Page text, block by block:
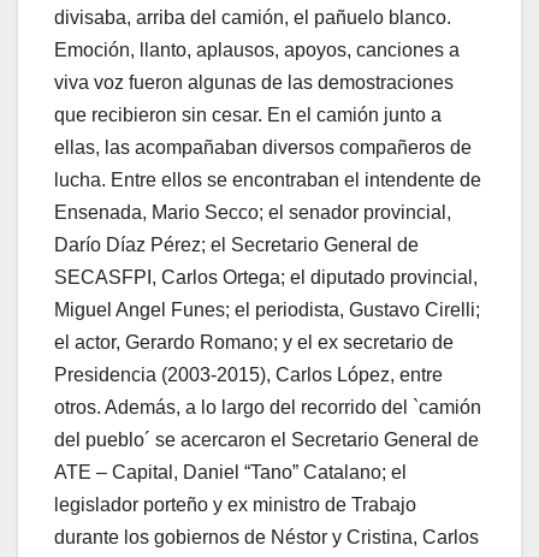
divisaba, arriba del camión, el pañuelo blanco.
Emoción, llanto, aplausos, apoyos, canciones a
viva voz fueron algunas de las demostraciones
que recibieron sin cesar. En el camión junto a
ellas, las acompañaban diversos compañeros de
lucha. Entre ellos se encontraban el intendente de
Ensenada, Mario Secco; el senador provincial,
Darío Díaz Pérez; el Secretario General de
SECASFPI, Carlos Ortega; el diputado provincial,
Miguel Angel Funes; el periodista, Gustavo Cirelli;
el actor, Gerardo Romano; y el ex secretario de
Presidencia (2003-2015), Carlos López, entre
otros. Además, a lo largo del recorrido del `camión
del pueblo´ se acercaron el Secretario General de
ATE – Capital, Daniel “Tano” Catalano; el
legislador porteño y ex ministro de Trabajo
durante los gobiernos de Néstor y Cristina, Carlos